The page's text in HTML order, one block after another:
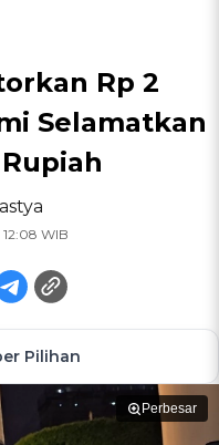
Rp 2
Selamatkan
12:08 WIB
Pilihan
Perbesar